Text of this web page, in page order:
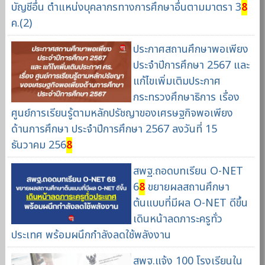
บัญชีอื่น ตำแหน่งบุคลากรทางการศึกษาอื่นตามมาตรา 38
ค.(2)
ประกาศสถานศึกษาพอเพียง
ประจำปีการศึกษา 2567 และ
แก้ไขเพิ่มเติมประกาศ
กระทรวงศึกษาธิการ เรื่อง
ศูนย์การเรียนรู้ตามหลักปรัชญาของเศรษฐกิจพอเพียง
ด้านการศึกษา ประจำปีการศึกษา 2567 ลงวันที่ 15
ธันวาคม 2568
สพฐ.ถอดบทเรียน O-NET
68ขยายผลสถานศึกษา
ต้นแบบที่มีผล O-NET ดีขึ้น
เดินหน้าลดภาระครูทั่ว
ประเทศ พร้อมผนึกกำลังลดใช้พลังงาน
สพฐ.แจ้ง 100 โรงเรียนใน